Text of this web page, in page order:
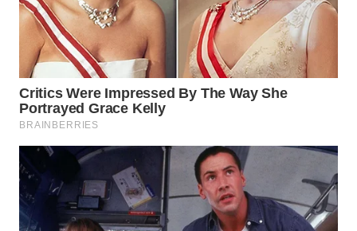
WN DELI
SERDANG
TEBING
TINGGI
WN
PAKPAK
WN
KARAWANG